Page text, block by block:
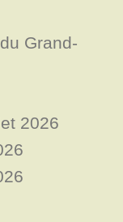
Grand-
2026